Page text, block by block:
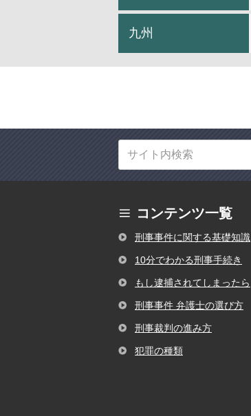
九州
コンテンツ一覧
刑事事件に関する基礎知識
10分でわかる刑事手続き
もし逮捕されてしまったら
刑事事件 弁護士の選び方
刑事裁判の進み方
犯罪の種類